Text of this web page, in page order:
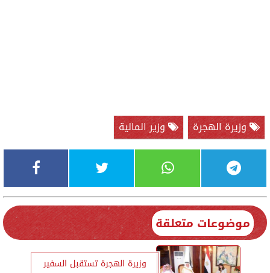
وزيرة الهجرة وزير المالية
موضوعات متعلقة
وزيرة الهجرة تستقبل السفير